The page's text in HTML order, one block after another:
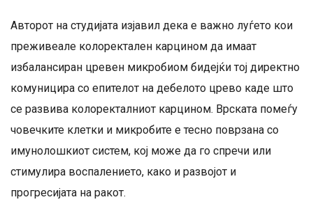
Авторот на студијата изјавил дека е важно луѓето кои
преживеале колоректален карцином да имаат
избалансиран цревен микробиом бидејќи тој директно
комуницира со епителот на дебелото црево каде што
се развива колоректалниот карцином. Врската помеѓу
човечките клетки и микробите е тесно поврзана со
имунолошкиот систем, кој може да го спречи или
стимулира воспалението, како и развојот и
прогресијата на ракот.